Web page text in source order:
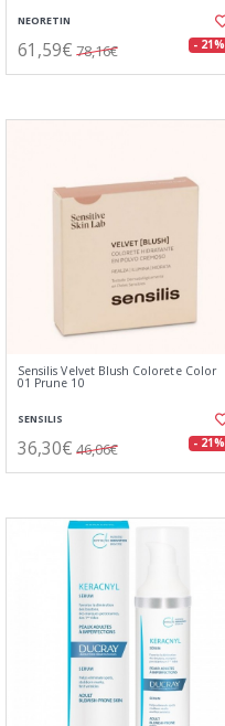
NEORETIN
61,59€ 78,16€ - 21%
Sensilis Velvet Blush Colorete Color
01 Prune 10
SENSILIS
36,30€ 46,06€ - 21%